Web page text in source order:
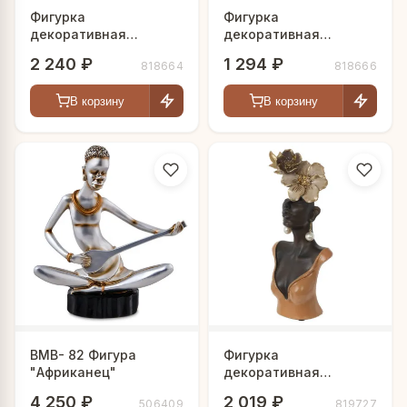
Фигурка
декоративная
подставкой д/
мелочей, L13 W13,5
H34 см
2 240 ₽ 818664
В корзину
Фигурка
декоративная
H26 см
1 294 ₽ 818666
В корзину
BMB- 82 Фигура
"Африканец"
4 250 ₽ 506409
Фигурка
декоративная
2 019 ₽ 819727